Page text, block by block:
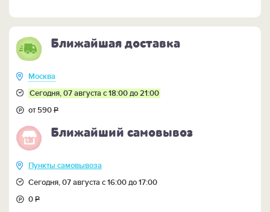
в газовой отрасли в качестве корпоративного и
индивидуального презента.
Ближайшая доставка
Москва
Сегодня, 07 августа с 18:00 до 21:00
от 590Р
Ближайший самовывоз
Пункты самовывоза
Сегодня, 07 августа с 16:00 до 17:00
0Р